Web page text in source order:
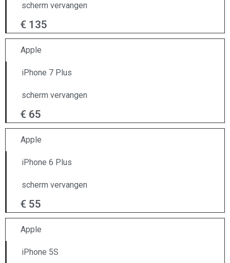
scherm vervangen
€ 135
Apple
iPhone 7 Plus
scherm vervangen
€ 65
Apple
iPhone 6 Plus
scherm vervangen
€ 55
Apple
iPhone 5S